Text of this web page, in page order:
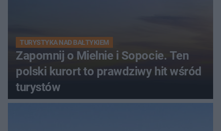
TURYSTYKA NAD BAŁTYKIEM
Zapomnij o Mielnie i Sopocie. Ten
polski kurort to prawdziwy hit wśród
turystów